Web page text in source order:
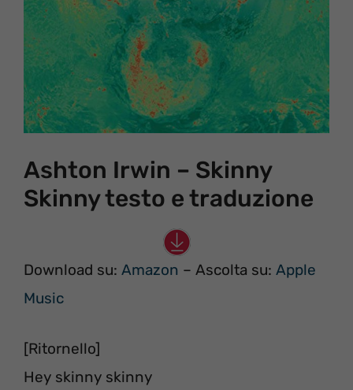
Ashton Irwin – Skinny
Skinny testo e traduzione
Download su: Amazon – Ascolta su: Apple
Music
[Ritornello]
Hey skinny skinny